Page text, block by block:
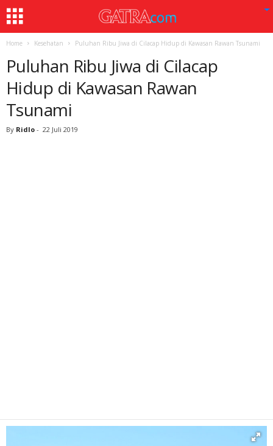
Home Kesehatan Puluhan Ribu Jiwa di Cilacap Hidup di Kawasan Rawan Tsunami
Puluhan Ribu Jiwa di Cilacap
Hidup di Kawasan Rawan
Tsunami
By Ridlo - 22 Juli 2019